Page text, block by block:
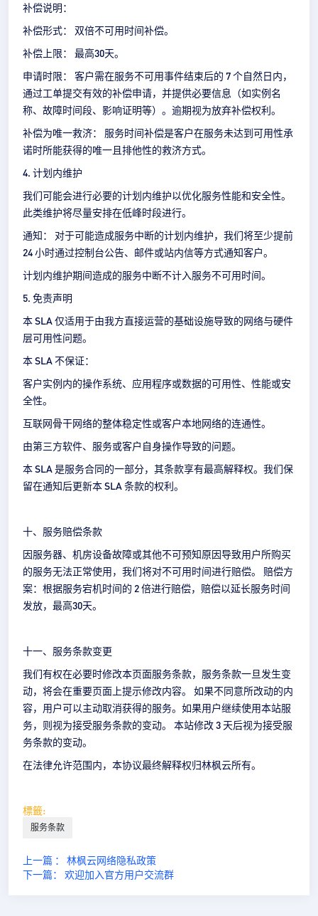
补偿说明：
补偿形式： 双倍不可用时间补偿。
补偿上限： 最高30天。
申请时限： 客户需在服务不可用事件结束后的 7 个自然日内，
通过工单提交有效的补偿申请，并提供必要信息（如实例名
称、故障时间段、影响证明等）。逾期视为放弃补偿权利。
补偿为唯一救济： 服务时间补偿是客户在服务未达到可用性承
诺时所能获得的唯一且排他性的救济方式。
4. 计划内维护
我们可能会进行必要的计划内维护以优化服务性能和安全性。
此类维护将尽量安排在低峰时段进行。
通知： 对于可能造成服务中断的计划内维护，我们将至少提前
24 小时通过控制台公告、邮件或站内信等方式通知客户。
计划内维护期间造成的服务中断不计入服务不可用时间。
5. 免责声明
本 SLA 仅适用于由我方直接运营的基础设施导致的网络与硬件
层可用性问题。
本 SLA 不保证：
客户实例内的操作系统、应用程序或数据的可用性、性能或安
全性。
互联网骨干网络的整体稳定性或客户本地网络的连通性。
由第三方软件、服务或客户自身操作导致的问题。
本 SLA 是服务合同的一部分，其条款享有最高解释权。我们保
留在通知后更新本 SLA 条款的权利。
十、服务赔偿条款
因服务器、机房设备故障或其他不可预知原因导致用户所购买
的服务无法正常使用，我们将对不可用时间进行赔偿。 赔偿方
案：根据服务宕机时间的 2 倍进行赔偿，赔偿以延长服务时间
发放，最高30天。
十一、服务条款变更
我们有权在必要时修改本页面服务条款，服务条款一旦发生变
动，将会在重要页面上提示修改内容。 如果不同意所改动的内
容，用户可以主动取消获得的服务。如果用户继续使用本站服
务，则视为接受服务条款的变动。 本站修改 3 天后视为接受服
务条款的变动。
在法律允许范围内，本协议最终解释权归林枫云所有。
標籤:
服务条款
上一篇 ： 林枫云网络隐私政策
下一篇： 欢迎加入官方用户交流群